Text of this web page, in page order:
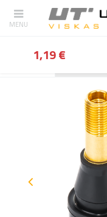
1,19 €